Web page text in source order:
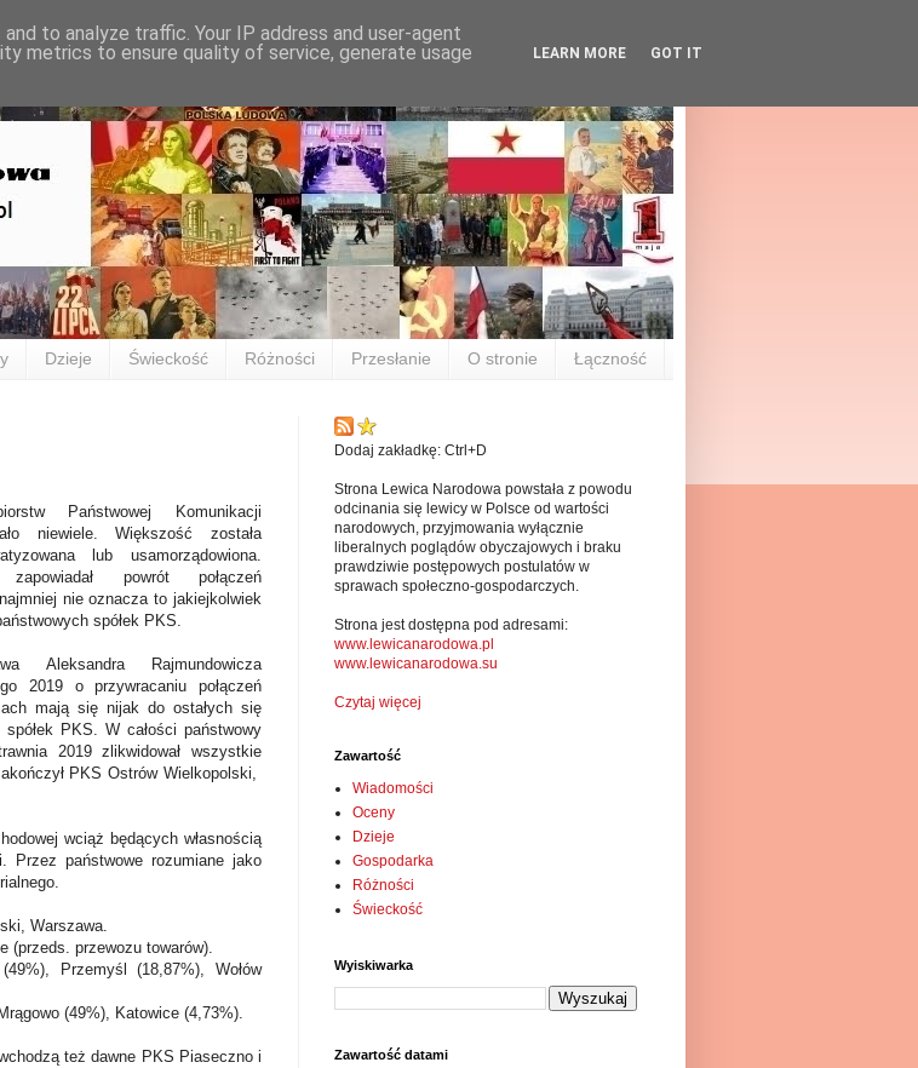
Dzieje Świeckość Różności Przesłanie O stronie Łączność
Państwowej Komunikacji
niewiele. Większość została
lub usamorządowiona.
powrót połączeń
nie oznacza to jakiejkolwiek
spółek PKS.
Aleksandra Rajmundowicza
2019 o przywracaniu połączeń
mają się nijak do ostałych się
PKS. W całości państwowy
2019 zlikwidował wszystkie
PKS Ostrów Wielkopolski,
wciąż będących własnością
Przez państwowe rozumiane jako
Warszawa.
(przeds. przewozu towarów).
Przemyśl (18,87%), Wołów
(49%), Katowice (4,73%).
też dawne PKS Piaseczno i
Dodaj zakładkę: Ctrl+D
Strona Lewica Narodowa powstała z powodu
odcinania się lewicy w Polsce od wartości
narodowych, przyjmowania wyłącznie
liberalnych poglądów obyczajowych i braku
prawdziwie postępowych postulatów w
sprawach społeczno-gospodarczych.
Strona jest dostępna pod adresami:
www.lewicanarodowa.pl
www.lewicanarodowa.su
Czytaj więcej
Zawartość
Wiadomości
Oceny
Dzieje
Gospodarka
Różności
Świeckość
Wyiskiwarka
Zawartość datami
to analyze traffic. Your IP address and user-agent
metrics to ensure quality of service, generate usage
LEARN MORE GOT IT